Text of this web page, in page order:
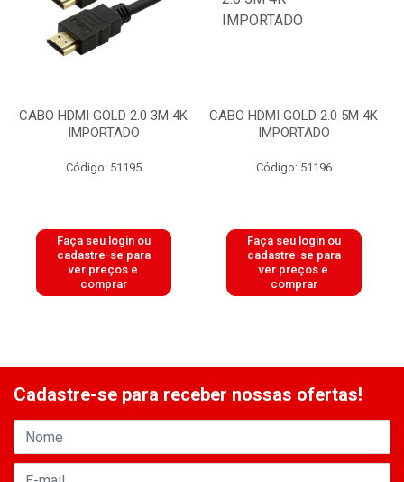
CABO HDMI GOLD 2.0 3M 4K
IMPORTADO
Código: 51195
Faça seu login ou
cadastre-se para
ver preços e
comprar
CABO HDMI GOLD 2.0 5M 4K
IMPORTADO
Código: 51196
Faça seu login ou
cadastre-se para
ver preços e
comprar
Cadastre-se para receber nossas ofertas!